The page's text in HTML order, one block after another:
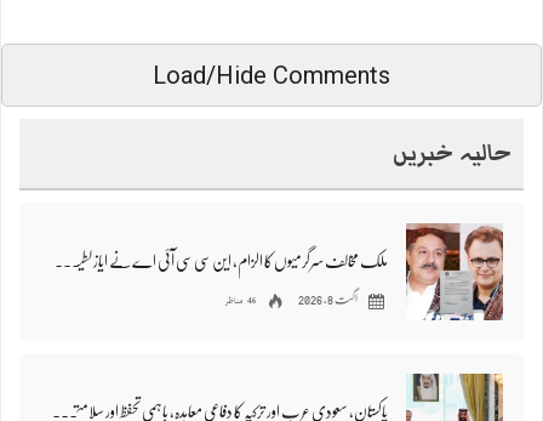
Load/Hide Comments
حالیہ خبریں
ملک مخالف سرگرمیوں کا الزام، این سی سی آئی اے نے ایاز لطیف پلیجو اور ریاض چانڈیو طلب کر لیا، سندھ میں تشویش
اگست 8, 2026 46 مناظر
پاکستان، سعودی عرب اور ترکیہ کا دفاعی معاہدہ، باہمی تحفظ اور سلامتی کا عزم